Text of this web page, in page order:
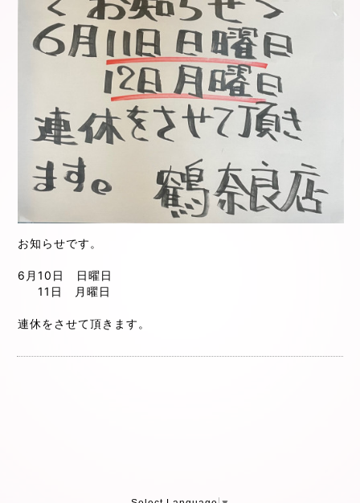
お知らせです。
6月10日 日曜日
11日 月曜日
連休をさせて頂きます。